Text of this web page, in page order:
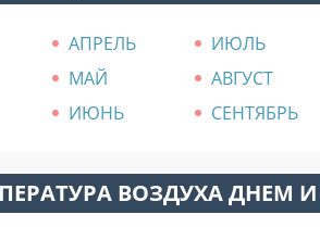
АПРЕЛЬ ИЮЛЬ
МАЙ АВГУСТ
ИЮНЬ СЕНТЯБРЬ
ВОЗДУХА ДНЕМ